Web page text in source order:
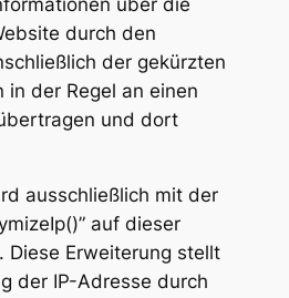
durch den
der gekürzten
in der Regel an einen
und dort
ausschließlich mit der
auf dieser
Diese Erweiterung stellt
der IP-Adresse durch